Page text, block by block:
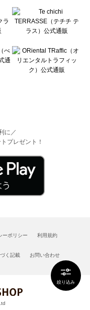
絞り込み
に／
プレゼント！
ーポリシー 利用規約
く記載 お問い合わせ